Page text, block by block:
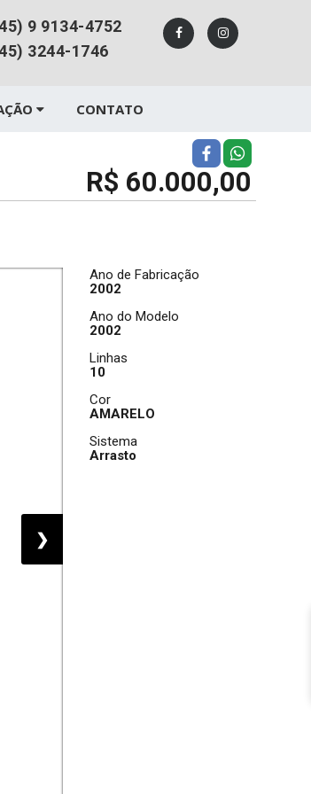
9 9134-4752
3244-1746
CONTATO
R$ 60.000,00
❯
Ano de Fabricação
2002
Ano do Modelo
2002
Linhas
10
Cor
AMARELO
Sistema
Arrasto